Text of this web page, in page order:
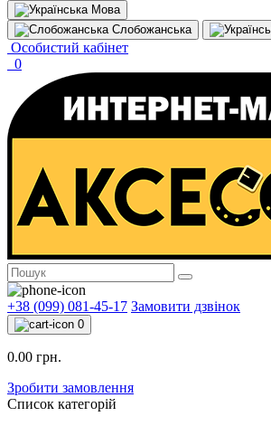
Мова
Слобожанська
Особистий кабінет
0
+38 (099) 081-45-17 Замовити дзвінок
0
0.00 грн.
Зробити замовлення
Список категорій